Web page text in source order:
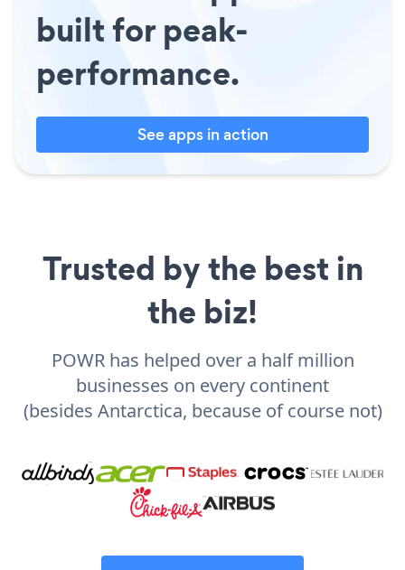
built for peak-
performance.
See apps in action
Trusted by the best in
the biz!
POWR has helped over a half million
businesses on every continent
(besides Antarctica, because of course not)